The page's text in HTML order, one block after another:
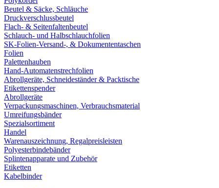
Beutel & Säcke, Schläuche
Druckverschlussbeutel
Flach- & Seitenfaltenbeutel
Schlauch- und Halbschlauchfolien
SK-Folien-Versand-, & Dokumententaschen
Folien
Palettenhauben
Hand-Automatenstrechfolien
Abrollgeräte, Schneideständer & Packtische
Etikettenspender
Abrollgeräte
Verpackungsmaschinen, Verbrauchsmaterial
Umreifungsbänder
Spezialsortiment
Handel
Warenauszeichnung, Regalpreisleisten
Polyesterbindebänder
Splintenapparate und Zubehör
Etiketten
Kabelbinder